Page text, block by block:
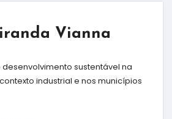
Vianna
sustentável na
industrial e nos municípios